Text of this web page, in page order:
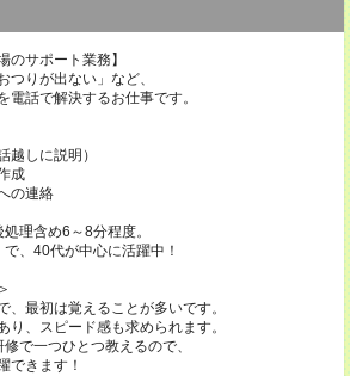
のサポート業務】
つりが出ない」など、
電話で解決するお仕事です。
越しに説明）
成
の連絡
理含め6～8分程度。
、40代が中心に活躍中！
、最初は覚えることが多いです。
り、スピード感も求められます。
で一つひとつ教えるので、
できます！